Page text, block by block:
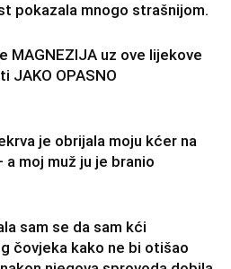
pokazala mnogo strašnijom.
MAGNEZIJA uz ove lijekove
JAKO OPASNO
je obrijala moju kćer na
a moj muž ju je branio
sam se da sam kći
čovjeka kako ne bi otišao